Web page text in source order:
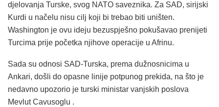
djelovanja Turske, svog NATO saveznika. Za SAD, sirijski
Kurdi u načelu nisu cilj koji bi trebao biti uništen.
Washington je ovu ideju bezuspješno pokušavao prenijeti
Turcima prije početka njihove operacije u Afrinu.
Sada su odnosi SAD-Turska, prema dužnosnicima u
Ankari, došli do opasne linije potpunog prekida, na što je
nedavno upozorio je turski ministar vanjskih poslova
Mevlut Cavusoglu .